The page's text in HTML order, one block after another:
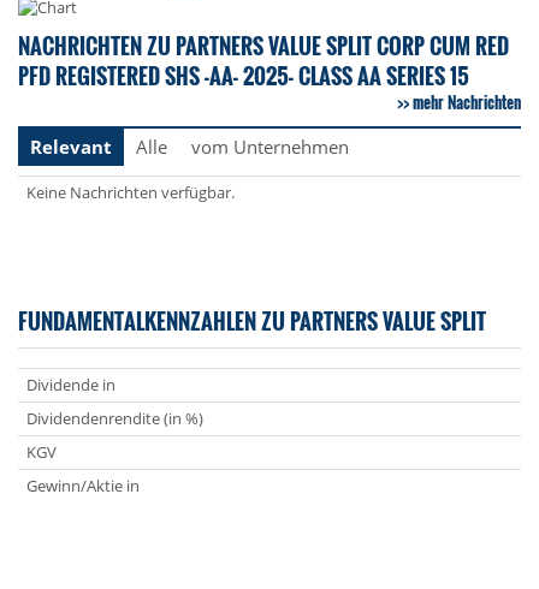
NACHRICHTEN ZU PARTNERS VALUE SPLIT CORP CUM RED
PFD REGISTERED SHS -AA- 2025- CLASS AA SERIES 15
mehr Nachrichten
Relevant
Alle vom Unternehmen
Keine Nachrichten verfügbar.
FUNDAMENTALKENNZAHLEN ZU PARTNERS VALUE SPLIT
Dividende in
Dividendenrendite (in %)
KGV
Gewinn/Aktie in